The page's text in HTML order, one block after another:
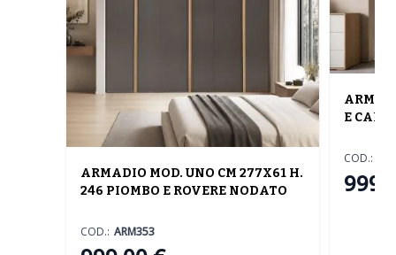
ARMADIO MOD. UNO CM 277X61 H.
246 PIOMBO E ROVERE NODATO
COD.: ARM353
E
COD.: